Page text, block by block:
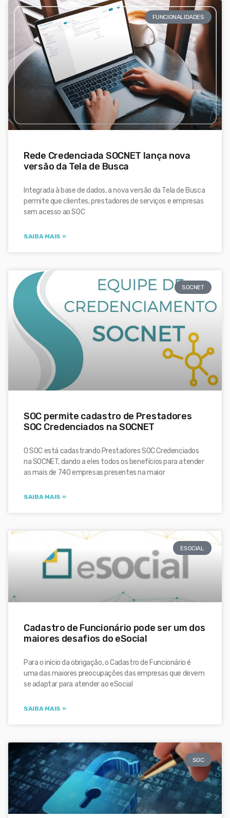
FUNCIONALIDADES
Rede Credenciada SOCNET lança nova
versão da Tela de Busca
Integrada à base de dados, a nova versão da Tela de Busca
permite que clientes, prestadores de serviços e empresas
sem acesso ao SOC
SAIBA MAIS »
SOCNET
SOC permite cadastro de Prestadores
SOC Credenciados na SOCNET
O SOC está cadastrando Prestadores SOC Credenciados
na SOCNET, dando a eles todos os benefícios para atender
as mais de 740 empresas presentes na maior
SAIBA MAIS »
ESOCIAL
Cadastro de Funcionário pode ser um dos
maiores desafios do eSocial
Para o início da obrigação, o Cadastro de Funcionário é
uma das maiores preocupações das empresas que devem
se adaptar para atender ao eSocial
SAIBA MAIS »
SOC